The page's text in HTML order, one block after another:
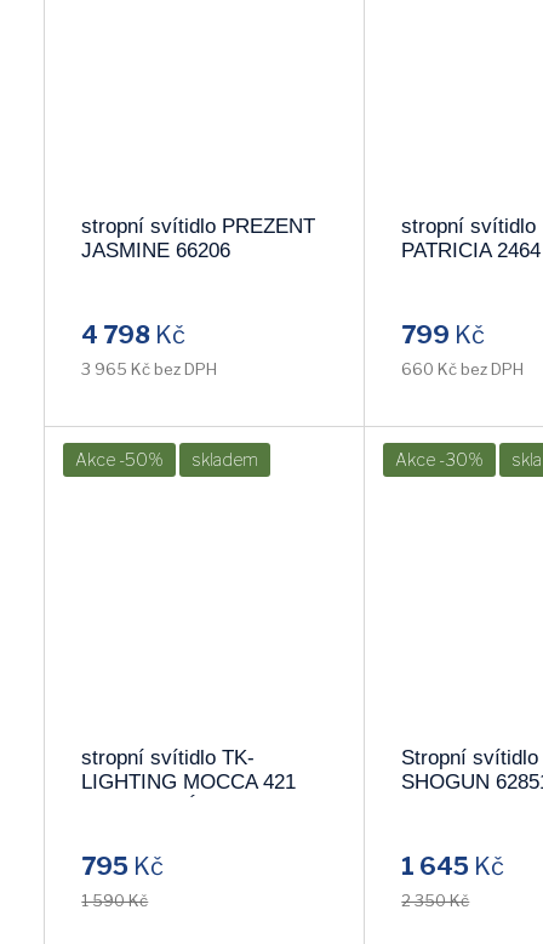
stropní svítidlo PREZENT
JASMINE 66206
4 798 Kč
3 965 Kč bez DPH
stropní svítidlo
PATRICIA 2464
799 Kč
660 Kč bez DPH
Akce -50% skladem
stropní svítidlo TK-
LIGHTING MOCCA 421
795 Kč
1 590 Kč
Akce -30%
Stropní svítidlo
SHOGUN
1 645 Kč
2 350 Kč